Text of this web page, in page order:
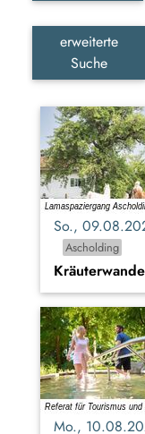
erweiterte
Suche
So.,
Ascholding
Mo.,